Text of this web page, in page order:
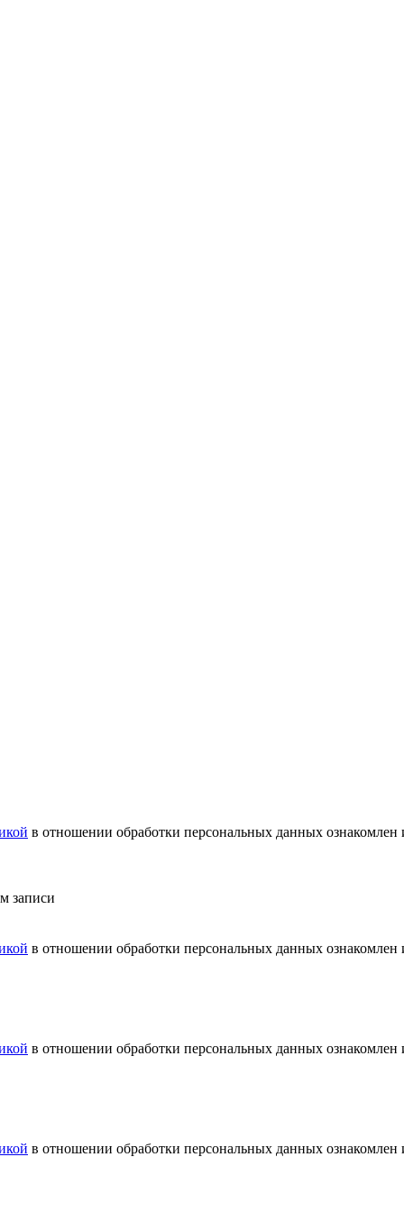
в отношении обработки персональных данных ознакомлен
записи
в отношении обработки персональных данных ознакомлен
в отношении обработки персональных данных ознакомлен
в отношении обработки персональных данных ознакомлен